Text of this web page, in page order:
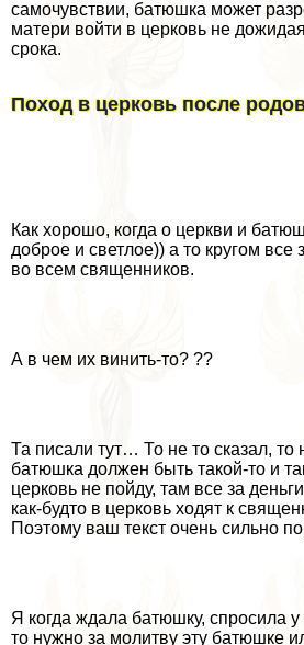
самочувствии, батюшка может
матери войти в церковь не
срока.
Поход в церковь после
Как хорошо, когда о церкви и
доброе и светлое)) а то кругом все
во всем священников.
А в чем их винить-то? ??
Та писали тут… То не то сказал, то
батюшка должен быть такой-то и
церковь не пойду, там все за
как-будто в церковь ходят к
Поэтому ваш текст очень сильно
Я когда ждала батюшку, спросила у
то нужно за молитву эту батюшке